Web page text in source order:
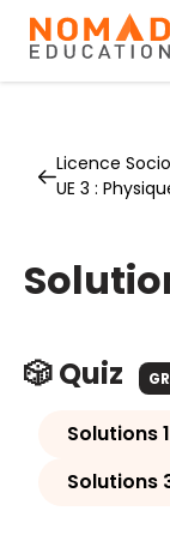
Licence
UE 3 :
🎲 Quiz
Solutions 1
Solutions